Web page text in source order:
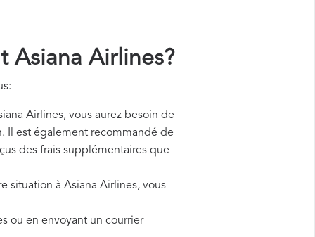
Asiana Airlines?
Airlines, vous aurez besoin de
Il est également recommandé de
des frais supplémentaires que
situation à Asiana Airlines, vous
ou en envoyant un courrier